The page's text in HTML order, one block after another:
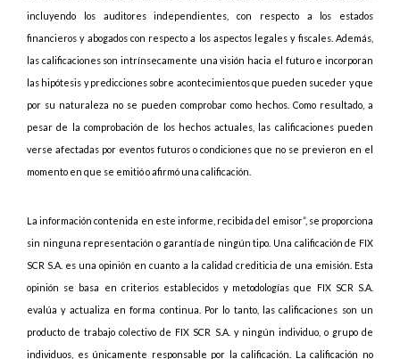
incluyendo los auditores independientes, con respecto a los estados
financieros y abogados con respecto a los aspectos legales y fiscales. Además,
las calificaciones son intrínsecamente una visión hacia el futuro e incorporan
las hipótesis y predicciones sobre acontecimientos que pueden suceder y que
por su naturaleza no se pueden comprobar como hechos. Como resultado, a
pesar de la comprobación de los hechos actuales, las calificaciones pueden
verse afectadas por eventos futuros o condiciones que no se previeron en el
momento en que se emitió o afirmó una calificación.
La información contenida en este informe, recibida del emisor”, se proporciona
sin ninguna representación o garantía de ningún tipo. Una calificación de FIX
SCR S.A. es una opinión en cuanto a la calidad crediticia de una emisión. Esta
opinión se basa en criterios establecidos y metodologías que FIX SCR S.A.
evalúa y actualiza en forma continua. Por lo tanto, las calificaciones son un
producto de trabajo colectivo de FIX SCR S.A. y ningún individuo, o grupo de
individuos, es únicamente responsable por la calificación. La calificación no